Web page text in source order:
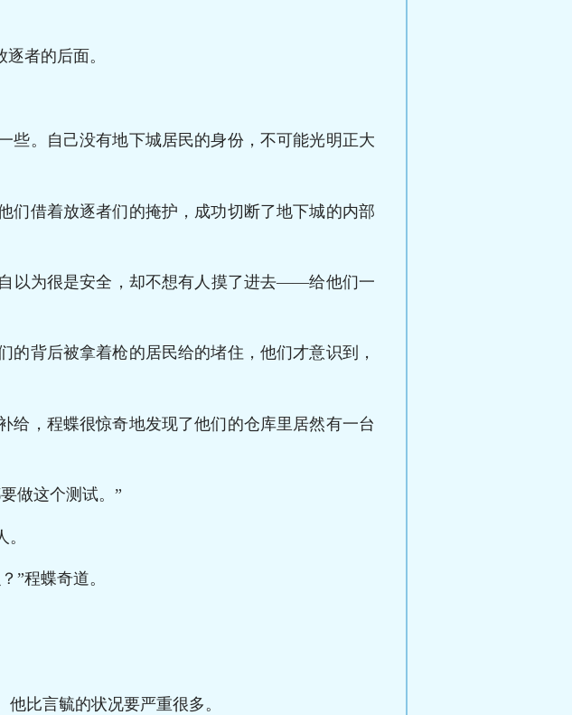
者的后面。
些。自己没有地下城居民的身份，不可能光明正大
们借着放逐者们的掩护，成功切断了地下城的内部
以为很是安全，却不想有人摸了进去——给他们一
背后被拿着枪的居民给的堵住，他们才意识到，
给，程蝶很惊奇地发现了他们的仓库里居然有一台
做这个测试。”
”程蝶奇道。
比言毓的状况要严重很多。